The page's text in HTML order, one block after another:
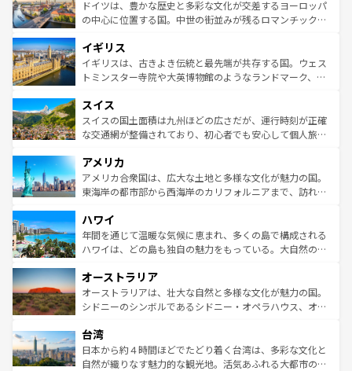
ンテンツ一覧を参照してほしい。
聖堂、美しいビーチ、そして豊かな自然が、訪れる者を心
から魅了する。また、フランスは美食の国としても知ら
いる。シャンパンの発祥地であるランス、プロヴァンスの
香り高いラベンダー畑など、多彩な楽しみ方が可能だ。さ
らに、パリ以外の地域にも魅力が溢れており、どの街角に
れる地方に足を運ぶとそれぞれで全く異なる文化を体験で
きるだろう。 なお、新着のフランス情報はコンテンツ一覧
を参照してほしい。
ドイツは、豊かな歴史と多彩な文化が交差するヨーロッパ
の中心に位置する国。中世の街並みが残るロマンチック街
顔を持つこの国は、どこを歩いても飽きることがない。ベ
ルリンの文化的活気、バイエルン州のアルプスの絶景、そ
してライン川沿いのワイン畑といった風景は必見。ビール
は、お酒好きな人にはぜひ体験してほしい。 なお、新着の
ドイツ情報はコンテンツ一覧を参照してほしい。
イギリス
イギリスは、古きよき伝統と最先端が共存する国。ウェス
トミンスター寺院や大英博物館のようなランドマーク、歴
リアごとに異なる魅力がある。また、優雅なアフタヌーン
ティー、ビール好きにはたまらない英国パブ、サッカー観
戦など、本場だからこそできる体験も豊富。イギリスを旅
ンツ一覧を参照してほしい。
スイス
スイスの国土面積は九州ほどの広さだが、運行時刻が正確
な交通網が整備されており、初心者でも安心して個人旅行
の建物がそのまま残る町や、スイスならではのユニークな
博物館もあり、アルプス観光だけでなく町歩きも満喫する
ことができる。国民の所得が高いため物価も高いが、旅行
ば市内交通費無料で観光を楽しむこともできる。 なお、新
着のスイス情報はコンテンツ一覧 を参照してほしい。
アメリカ
アメリカ合衆国は、広大な土地と多様な文化が魅力の国。
東海岸の都市部から西海岸のカリフォルニアまで、訪れる
のような巨大都市は、観光、ショッピング、エンターテイ
ンメントが詰まった刺激的なスポットだ。一方、アメリカ
西部には大自然が広がり、グランドキャニオンやイエロー
部のニューオーリンズでは、音楽と美食が融合した独特の
文化が魅力。旅行者はアメリカの各地域で異なる魅力を楽
しみながら、その多様性と豊かな歴史を感じることができ
ならではの贅沢な旅のスタイルだ。 なお、新着のアメリカ
情報はコンテンツ一覧を参照してほしい。
ハワイ
年間を通じて温暖な気候に恵まれ、多くの島で構成される
ハワイは、どの島も独自の魅力をもっている。大自然の神
ワイ島は見逃せない。また、定番の観光地といえばオアフ
島だが、静かな自然を求めるならマウイ島やカウアイ島が
おすすめ。エメラルドグリーンに輝く海をはじめ、豊かな
れるおもてなしの心で訪れる人々を迎えてくれるハワイの
人々、おいしいローカルフードやハワイアンミュージッ
ク、伝統的なフラダンスなど、すべてがハワイの魅力を彩
オーストラリア
オーストラリアは、壮大な自然と多様な文化が魅力の国。
シドニーのシンボルであるシドニー・オペラハウス、オー
リアリーフや大陸中央部にそびえるウルル（エアーズロッ
ク）、タスマニアの美しい原生林やケアンズの熱帯雨林な
ど、見どころがたくさん。また、カフェやワイン、オージ
台湾
日本から約４時間ほどでたどり着く台湾は、多彩な文化と
自然が織りなす魅力的な観光地。活気あふれる大都市の台